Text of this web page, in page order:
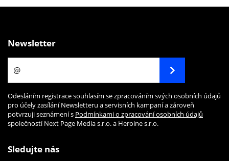
Newsletter
Odesláním registrace souhlasím se zpracováním svých osobních údajů
pro účely zasílání Newsletteru a servisních kampaní a zároveň
potvrzuji seznámení s Podmínkami o zpracování osobních údajů
společností Next Page Media s.r.o. a Heroine s.r.o.
Sledujte nás